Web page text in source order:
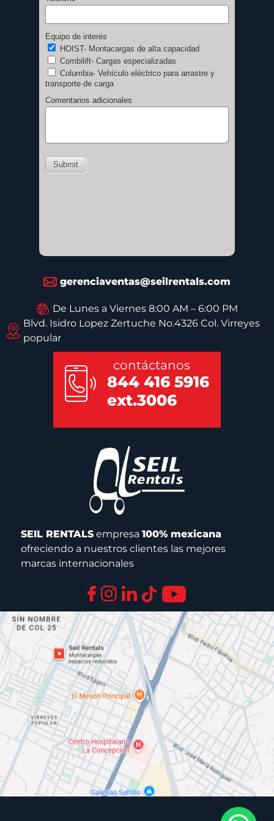
gerenciaventas@seilrentals.com
De Lunes a Viernes 8:00 AM – 6:00 PM
Blvd. Isidro Lopez Zertuche No.4326 Col. Virreyes
popular
contáctanos
844 416 5916
ext.3006
SEIL RENTALSempresa 100% mexicana
ofreciendo a nuestros clientes las mejores
marcas internacionales